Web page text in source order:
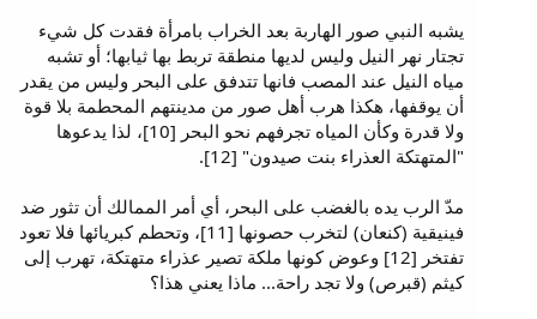
يشبه النبي صور الهاربة بعد الخراب بامرأة فقدت كل شيء
تجتار نهر النيل وليس لديها منطقة تربط بها ثيابها؛ أو تشبه
مياه النيل عند المصب فانها تتدفق على البحر وليس من يقدر
أن يوقفها، هكذا هرب أهل صور من مدينتهم المحطمة بلا قوة
ولا قدرة وكأن المياه تجرفهم نحو البحر [10]، لذا يدعوها
"المتهتكة العذراء بنت صيدون" [12].
مدّ الرب يده بالغضب على البحر، أي أمر الممالك أن تثور ضد
فينيقية (كنعان) لتخرب حصونها [11]، وتحطم كبريائها فلا تعود
تفتخر [12] وعوض كونها ملكة تصير عذراء متهتكة، تهرب إلى
كيثم (قبرص) ولا تجد راحة... ماذا يعني هذا؟